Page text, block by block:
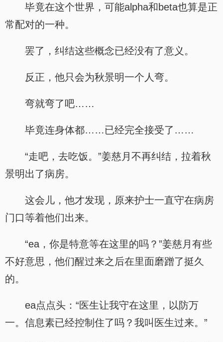
毕竟在这个世界，可能alpha和beta也算是正
常配对的一种。
罢了，纠结这些概念已经没有了意义。
反正，他只会为秋景明一个人弯。
弯就弯了吧……
毕竟连身体都……已经完全接受了……
“走吧，去吃饭。”姜慈月不再纠结，拉着秋
景明出了病房。
这会儿，他才发现，原来护士一直守在病房
门口等着他们出来。
“ea，你是特意等在这里的吗？”姜慈月有些
不好意思，他们醒过来之后在里面磨蹭了挺久
的。
ea点点头：“医生让我守在这里，以防万
一。信息素已经控制住了吗？我叫医生过来。”